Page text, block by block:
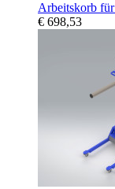
Arbeitskorb für
€ 698,53